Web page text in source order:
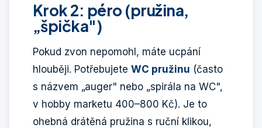
Krok 2: péro (pružina,
„špička")
Pokud zvon nepomohl, máte ucpání
hlouběji. Potřebujete WC pružinu (často
s názvem „auger" nebo „spirála na WC",
v hobby marketu 400–800 Kč). Je to
ohebná drátěná pružina s ruční klikou,